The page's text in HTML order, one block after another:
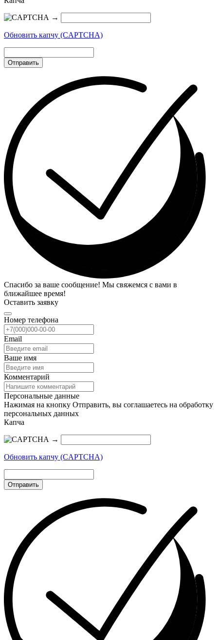
→
Обновить капчу (CAPTCHA)
Отправить
Спасибо за ваше сообщение! Мы свяжемся с вами в
ближайшее время!
Оставить заявку
Номер телефона
Email
Ваше имя
Комментарий
Персональные данные
Нажимая на кнопку Отправить, вы соглашаетесь на обработку
персональных данных
Капча
→
Обновить капчу (CAPTCHA)
Отправить